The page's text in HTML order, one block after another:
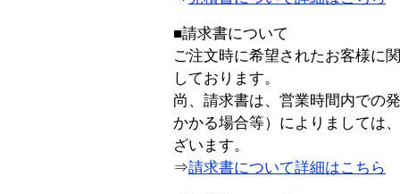
■請求書について
ご注文時に希望されたお客様に
しております。
尚、請求書は、営業時間内での
かかる場合等）によりましては
ざいます。
⇒請求書について詳細はこちら